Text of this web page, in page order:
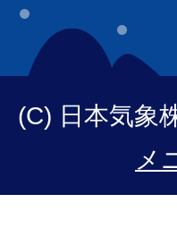
(C) 日本気象
メ